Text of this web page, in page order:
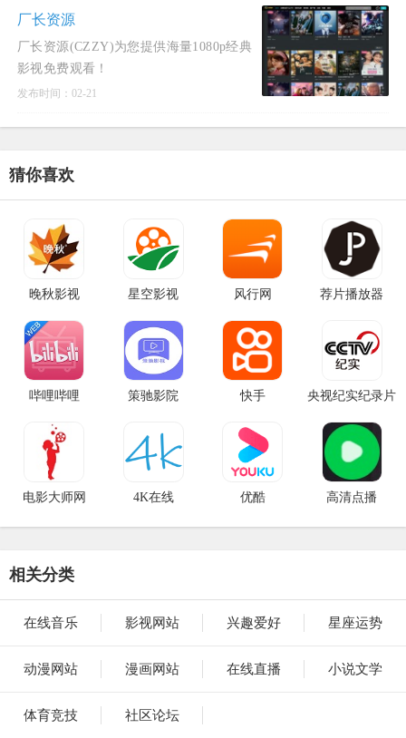
厂长资源
厂长资源(CZZY)为您提供海量1080p经典
影视免费观看！
发布时间：02-21
猜你喜欢
晚秋影视 星空影视 风行网 荐片播放器
哔哩哔哩 策驰影院 快手 央视纪实纪录片
电影大师网 4K在线 优酷 高清点播
相关分类
在线音乐 影视网站 兴趣爱好 星座运势
动漫网站 漫画网站 在线直播 小说文学
体育竞技 社区论坛